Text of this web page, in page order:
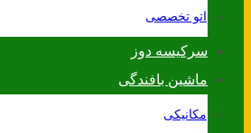
اتو تخصصی
سرکیسه دوز
ماشین بافندگی
مکانیکی